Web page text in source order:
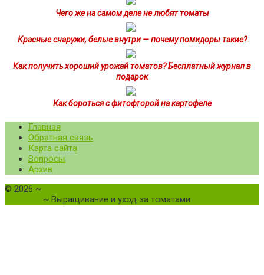
Чего же на самом деле не любят томаты
Красные снаружи, белые внутри — почему помидоры такие?
Как получить хороший урожай томатов? Бесплатный журнал в
подарок
Как бороться с фитофторой на картофеле
Главная
Обратная связь
Карта сайта
Вопросы
Архив
© 2026 ~
~ Выращивание и уход за томатами